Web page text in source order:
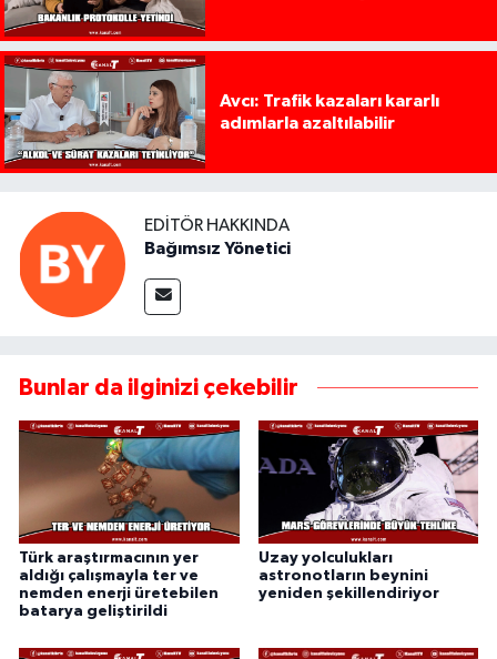
Avcı: Trafik kazaları kararlı
adımlarla azaltılabilir
EDITÖR HAKKINDA
Bağımsız Yönetici
Bunlar da ilginizi çekebilir
Türk araştırmacının yer
aldığı çalışmayla ter ve
nemden enerji üretebilen
batarya geliştirildi
Uzay yolculukları
astronotların beynini
yeniden şekillendiriyor